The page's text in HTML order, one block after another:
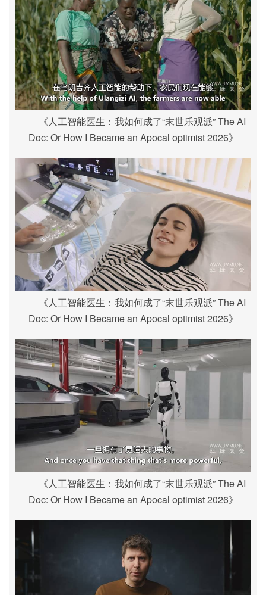
《人工智能医生：我如何成了“末世乐观派” The AI
Doc: Or How I Became an Apocal optimist 2026》
《人工智能医生：我如何成了“末世乐观派” The AI
Doc: Or How I Became an Apocal optimist 2026》
《人工智能医生：我如何成了“末世乐观派” The AI
Doc: Or How I Became an Apocal optimist 2026》